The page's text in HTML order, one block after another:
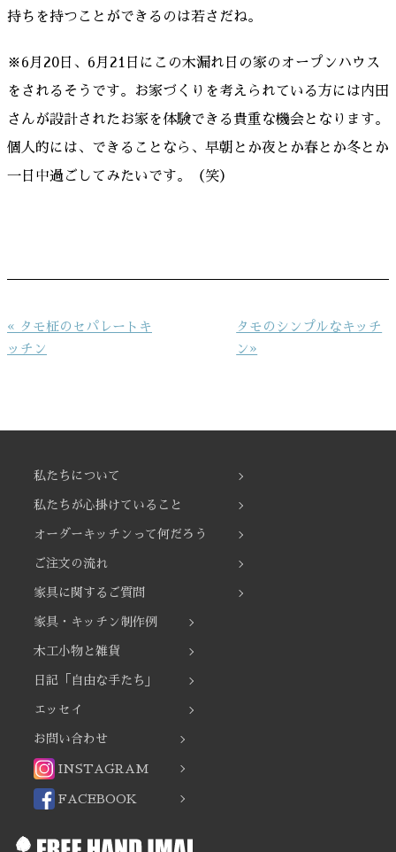
持ちを持つことができるのは若さだね。
※6月20日、6月21日にこの木漏れ日の家のオープンハウス
をされるそうです。お家づくりを考えられている方には内田
さんが設計されたお家を体験できる貴重な機会となります。
個人的には、できることなら、早朝とか夜とか春とか冬とか
一日中過ごしてみたいです。（笑）
投
稿
« タモ柾のセパレートキ
ッチン
タモのシンプルなキッチ
ン»
私たちについて
私たちが心掛けていること
オーダーキッチンって何だろう
ご注文の流れ
家具に関するご質問
家具・キッチン制作例
木工小物と雑貨
日記「自由な手たち」
エッセイ
お問い合わせ
INSTAGRAM
FACEBOOK